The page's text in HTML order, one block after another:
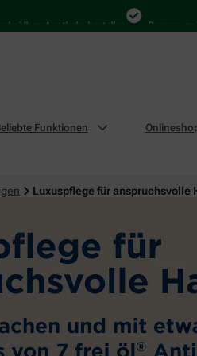
Apotheke bestellen Bequem
Funktionen
Luxuspflege für anspruchsvolle